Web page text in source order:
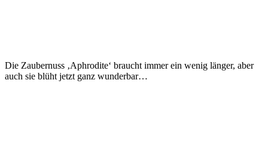
Die Zaubernuss ‚Aphrodite‘ braucht immer ein wenig länger, aber
auch sie blüht jetzt ganz wunderbar…